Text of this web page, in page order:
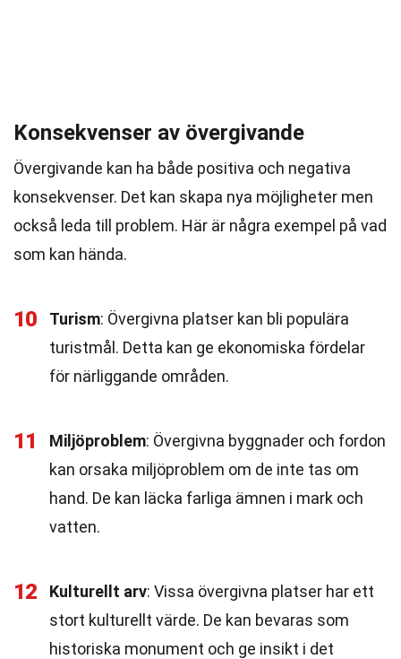
Konsekvenser av övergivande
Övergivande kan ha både positiva och negativa
konsekvenser. Det kan skapa nya möjligheter men
också leda till problem. Här är några exempel på vad
som kan hända.
10 Turism: Övergivna platser kan bli populära
turistmål. Detta kan ge ekonomiska fördelar
för närliggande områden.
11 Miljöproblem: Övergivna byggnader och fordon
kan orsaka miljöproblem om de inte tas om
hand. De kan läcka farliga ämnen i mark och
vatten.
12 Kulturellt arv: Vissa övergivna platser har ett
stort kulturellt värde. De kan bevaras som
historiska monument och ge insikt i det